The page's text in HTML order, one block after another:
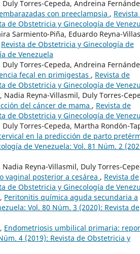
Torres-Cepeda, Andreina
con preeclampsia ,
de Obstetricia y Ginecología de
Sarmiento-Piña, Eduardo Reyna-
Revista de Obstetricia y Ginecología de
de Venezuela
Torres-Cepeda, Andreina
fecal en primigestas , Revista de
de Obstetricia y Ginecología de
Reyna-Villasmil, Duly Torres-
del cáncer de mama , Revista de
de Obstetricia y Ginecología de
Torres-Cepeda, Martha Rondón-
en la predicción de parto
de Venezuela: Vol. 81 Núm. 2
Reyna-Villasmil, Duly Torres-
vaginal posterior a cesárea , Revista de
de Obstetricia y Ginecología de
Peritonitis química aguda secundaria a
Vol. 80 Núm. 3 (2020): Revista de
Endometriosis umbilical primaria:
4 (2019): Revista de Obstetricia y